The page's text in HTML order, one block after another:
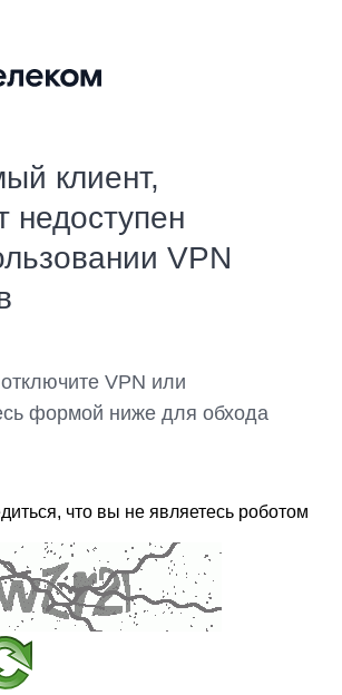
клиент,
недоступен
VPN
VPN или
формой ниже для обхода
что вы не являетесь роботом